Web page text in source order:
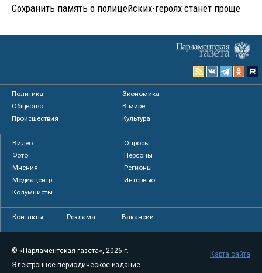
Сохранить память о полицейских-героях станет проще
Политика
Экономика
Общество
В мире
Происшествия
Культура
Видео
Опросы
Фото
Персоны
Мнения
Регионы
Медиацентр
Интервью
Колумнисты
Контакты Реклама Вакансии
© «Парламентская газета», 2026 г.
Электронное периодическое издание
Карта сайта